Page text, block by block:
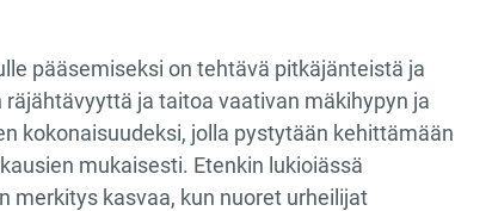
pääsemiseksi on tehtävä pitkäjänteistä ja
ja taitoa vaativan mäkihypyn ja
kokonaisuudeksi, jolla pystytään kehittämään
mukaisesti. Etenkin lukioiässä
merkitys kasvaa, kun nuoret urheilijat